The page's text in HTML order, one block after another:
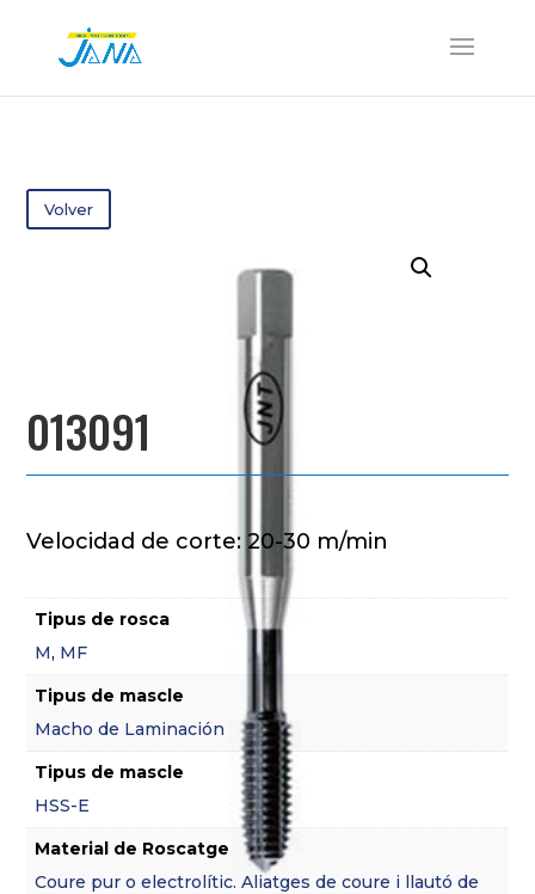
Volver
013091
Velocidad de corte: 20-30 m/min
Tipus de rosca
M, MF
Tipus de mascle
Macho de Laminación
Tipus de mascle
HSS-E
Material de Roscatge
Coure pur o electrolític. Aliatges de coure i llautó de